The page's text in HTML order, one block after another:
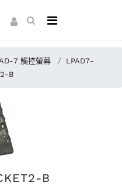
7 觸控螢幕
LPAD7-
B
B